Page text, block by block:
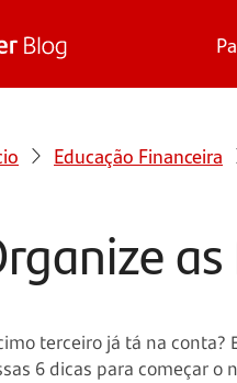
Educação Financeira
terceiro já tá na
6 dicas para começar o